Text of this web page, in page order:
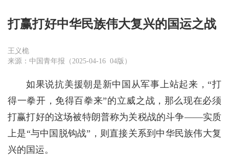
打赢打好中华民族伟大复兴的国运之战
王义桅
来源：中国青年报（2025-04-16 04版）
如果说抗美援朝是新中国从军事上站起来，“打
得一拳开，免得百拳来”的立威之战，那么现在必须
打赢打好的这场被特朗普称为关税战的斗争——实质
上是“与中国脱钩战”，则直接关系到中华民族伟大复
兴的国运。